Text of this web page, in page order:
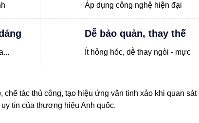
Áp dụng công nghệ hiện đại
Dễ bảo quản, thay thế
Ít hỏng hóc, dễ thay ngòi - mực
tác thủ công, tạo hiệu ứng vân tinh xảo khi quan
tín của thương hiệu Anh quốc.